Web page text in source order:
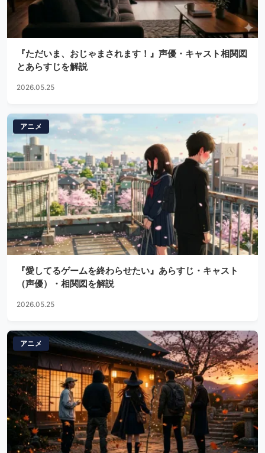
『ただいま、おじゃまされます！』声優・キャスト相関図
とあらすじを解説
2026.05.25
アニメ
『愛してるゲームを終わらせたい』あらすじ・キャスト
（声優）・相関図を解説
2026.05.25
アニメ